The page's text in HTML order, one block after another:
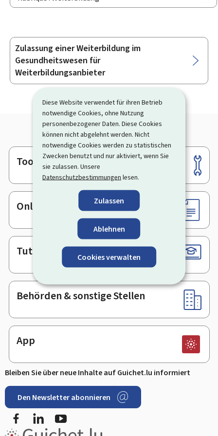
Diese Website verwendet für ihren Betrieb
notwendige Cookies, ohne Nutzung
personenbezogener Daten. Diese Cookies
können nicht abgelehnt werden. Nicht
notwendige Cookies werden zu statistischen
Zwecken benutzt und nur aktiviert, wenn Sie
sie zulassen. Unsere
Datenschutzbestimmungen lesen.
Zulassen
Ablehnen
Cookies verwalten
Unterrubriken
Zulassung einer Weiterbildung im
Gesundheitswesen für
Weiterbildungsanbieter
Footer
Tools
Online-Dienste & Formulare
Tutorials
Behörden & sonstige Stellen
App
Bleiben Sie über neue Inhalte auf Guichet.lu informiert
Den Newsletter abonnieren
FacebookLinkedIn